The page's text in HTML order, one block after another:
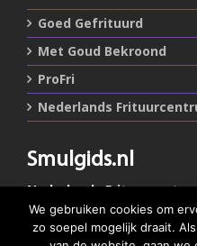
Goed Gefrituurd
Met Goud Bekroond
ProFri
Nederlands
Smulgids.nl
Nederlands
Blaarthemseweg 72
5502 JW Veldhoven
We gebruiken cookies om
zo soepel mogelijk draait.